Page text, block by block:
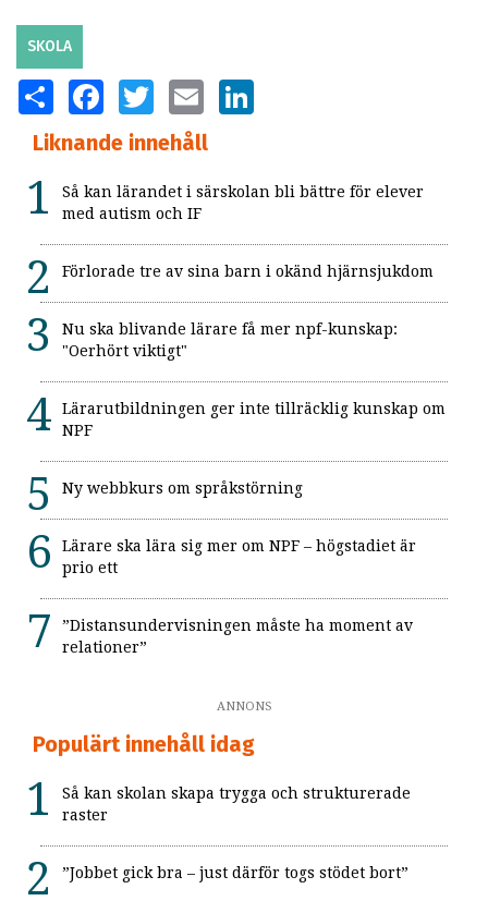
SKOLA
SHARE FACEBOOKTWITTER EMAIL
Liknande innehåll
Så kan lärandet i särskolan bli bättre för elever
med autism och IF
Förlorade tre av sina barn i okänd hjärnsjukdom
Nu ska blivande lärare få mer npf-kunskap:
"Oerhört viktigt"
Lärarutbildningen ger inte tillräcklig kunskap om
NPF
Ny webbkurs om språkstörning
Lärare ska lära sig mer om NPF – högstadiet är
prio ett
”Distansundervisningen måste ha moment av
relationer”
ANNONS
Populärt innehåll idag
Så kan skolan skapa trygga och strukturerade
raster
”Jobbet gick bra – just därför togs stödet bort”